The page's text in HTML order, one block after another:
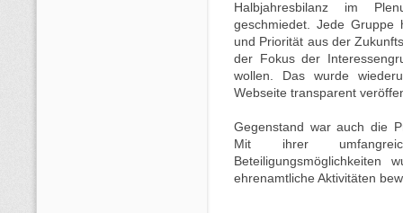
Halbjahresbilanz im
geschmiedet. Jede Gruppe
und Priorität aus der
der Fokus der
wollen. Das wurde
Webseite transparent
Gegenstand war auch die
Mit ihrer
ehrenamtliche Aktivitäten